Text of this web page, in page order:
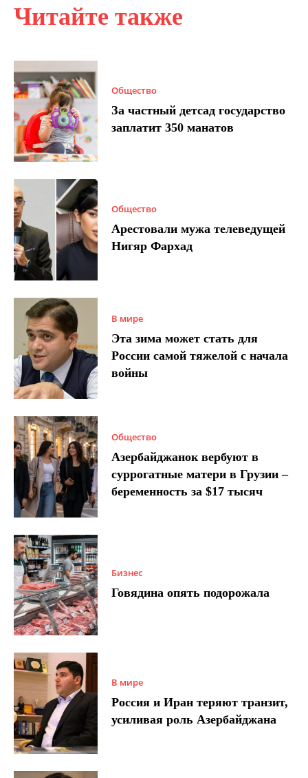
Читайте также
Общество
За частный детсад государство
заплатит 350 манатов
Общество
Арестовали мужа телеведущей
Нигяр Фархад
В мире
Эта зима может стать для
России самой тяжелой с начала
войны
Общество
Азербайджанок вербуют в
суррогатные матери в Грузии –
беременность за $17 тысяч
Бизнес
Говядина опять подорожала
В мире
Россия и Иран теряют транзит,
усиливая роль Азербайджана